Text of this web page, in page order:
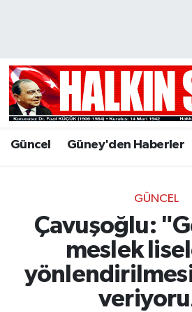
Güncel Güney'den Haberler
GÜNCEL
Çavuşoğlu:
meslek
Hava Durumu
Trafik Durumu
Son Dakika Haberleri
Haber Arşivi